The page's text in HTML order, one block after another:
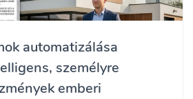
automatizálása
személyre
emberi